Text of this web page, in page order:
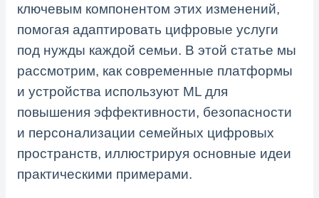
ключевым компонентом этих изменений,
помогая адаптировать цифровые услуги
под нужды каждой семьи. В этой статье мы
рассмотрим, как современные платформы
и устройства используют ML для
повышения эффективности, безопасности
и персонализации семейных цифровых
пространств, иллюстрируя основные идеи
практическими примерами.